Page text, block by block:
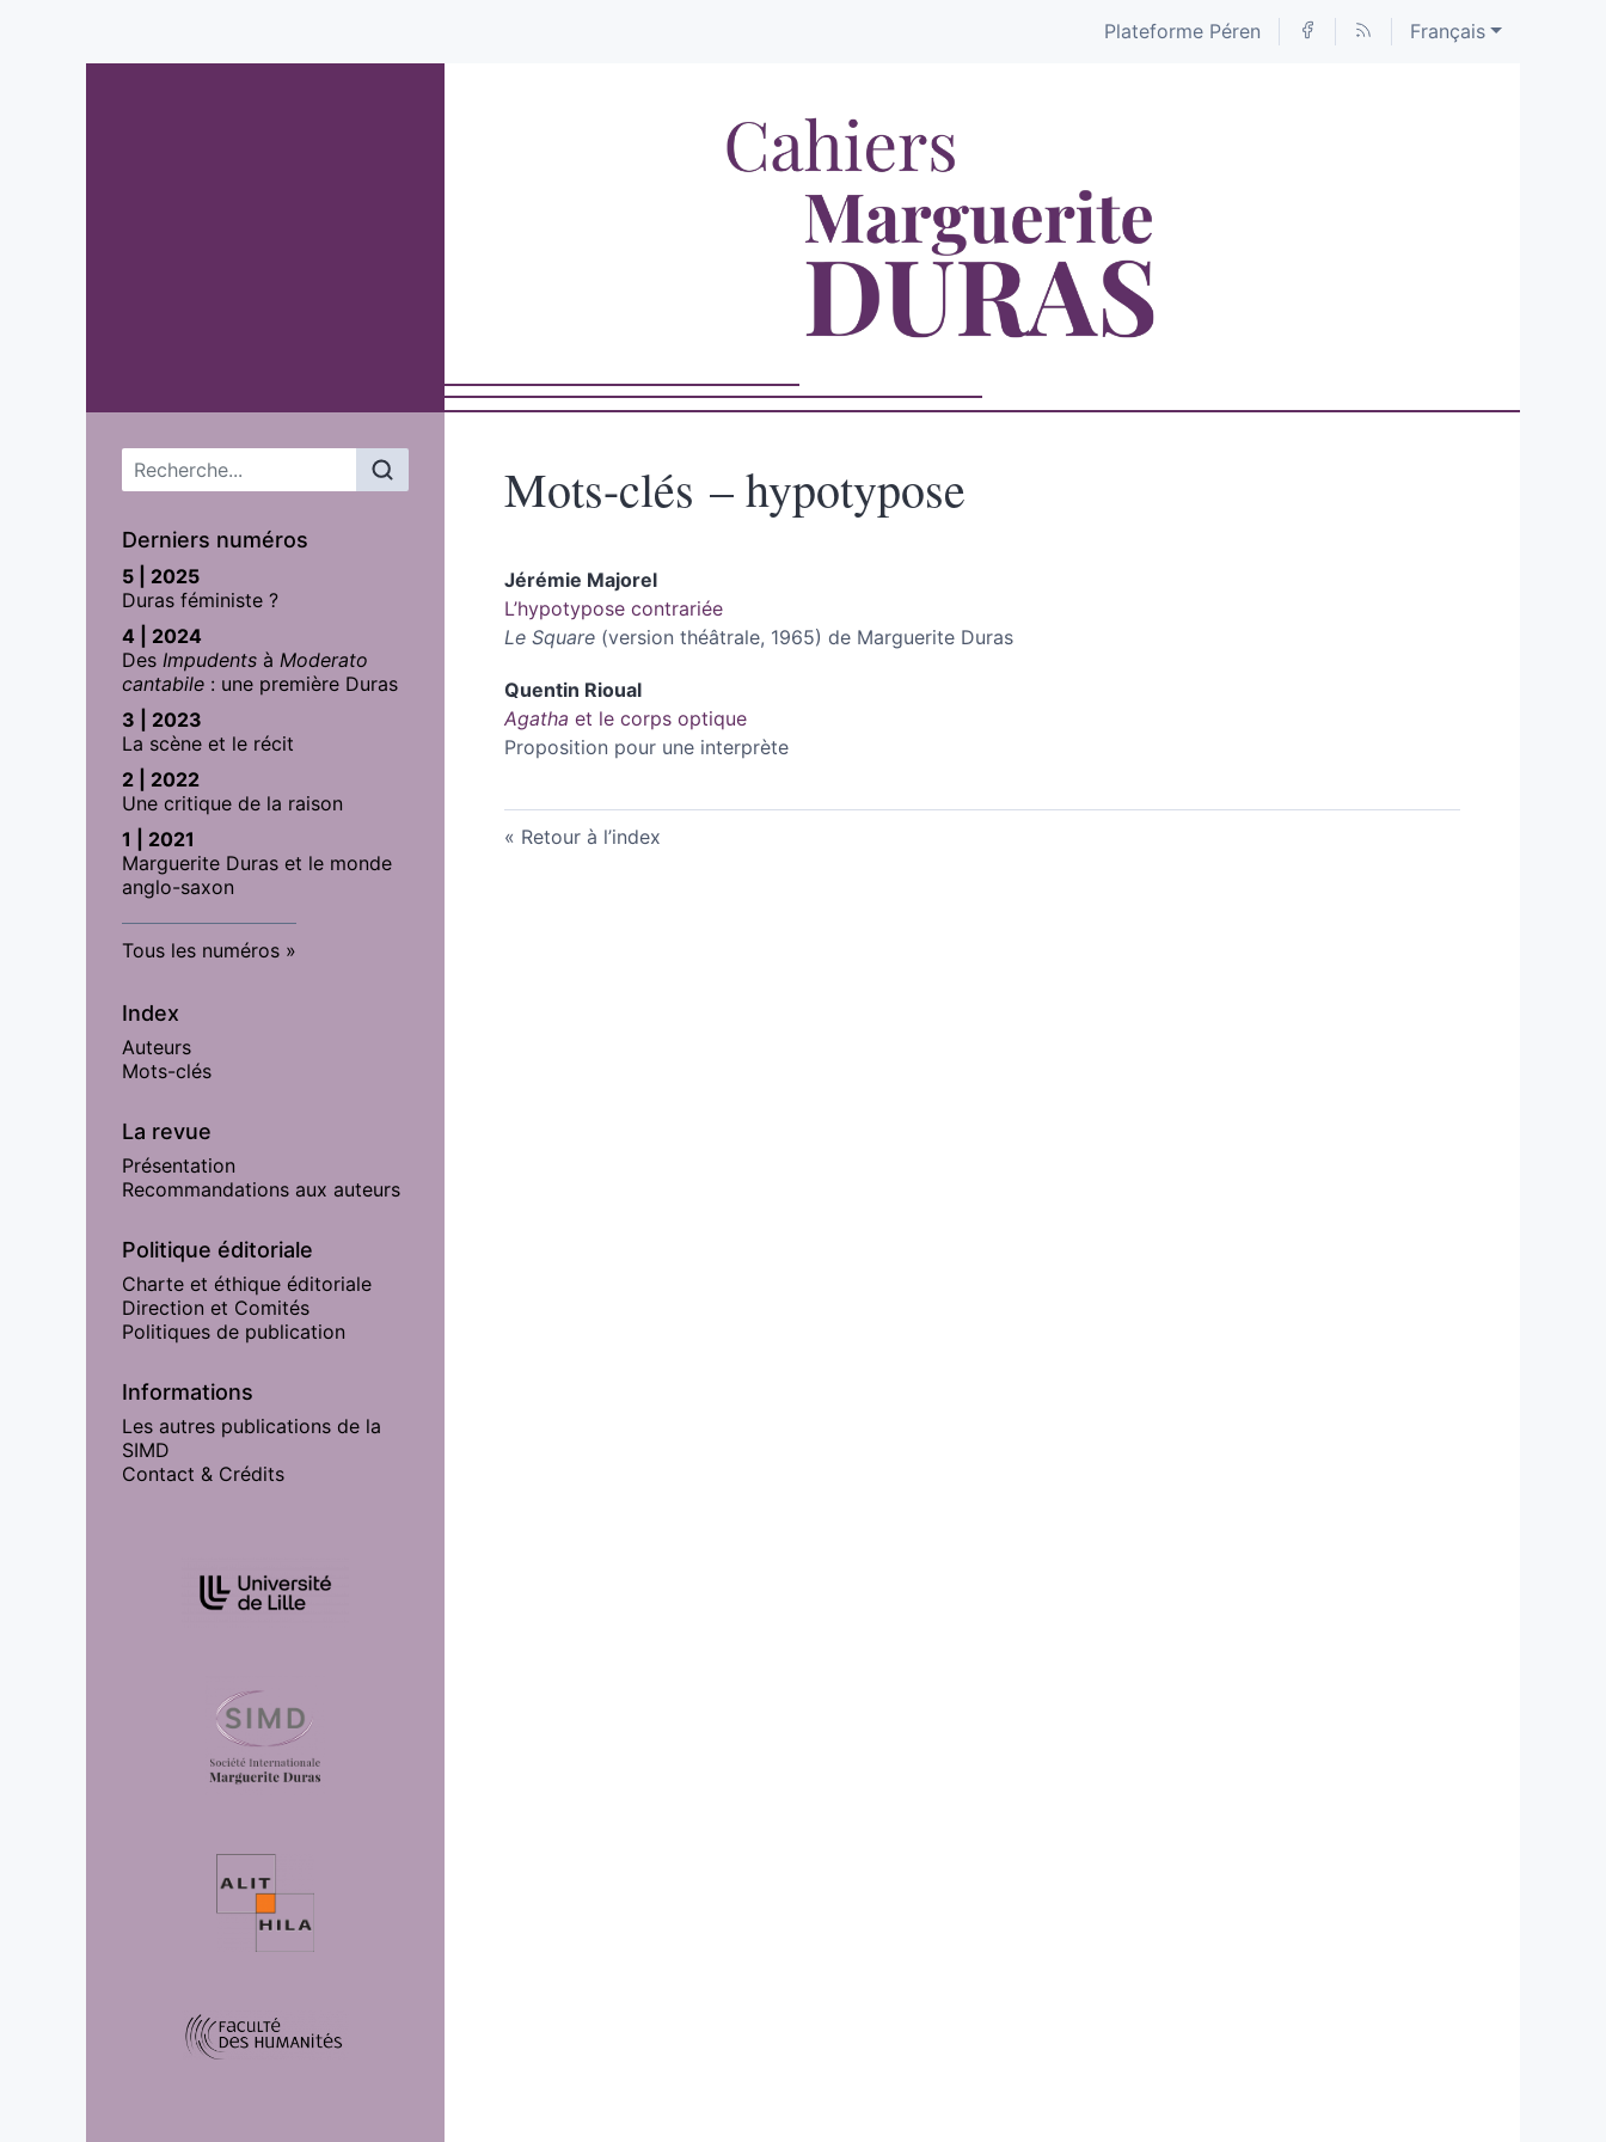
Plateforme Péren Français
Menu principal
Derniers numéros
5 | 2025
Duras féministe ?
4 | 2024
Des Impudents à Moderato
cantabile : une première Duras
3 | 2023
La scène et le récit
2 | 2022
Une critique de la raison
1 | 2021
Marguerite Duras et le monde
anglo-saxon
Tous les numéros
Index
Auteurs
Mots-clés
La revue
Présentation
Recommandations aux auteurs
Politique éditoriale
Charte et éthique éditoriale
Direction et Comités
Politiques de publication
Informations
Les autres publications de la
SIMD
Contact & Crédits
Mots-clés – hypotypose
Jérémie Majorel
L’hypotypose contrariée
Le Square (version théâtrale, 1965) de Marguerite Duras
Quentin Rioual
Agatha et le corps optique
Proposition pour une interprète
Retour à l’index